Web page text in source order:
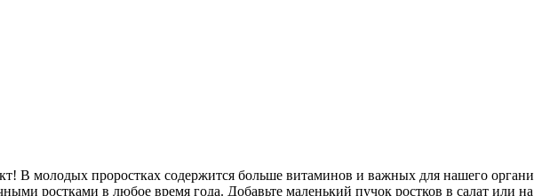
В молодых проростках содержится больше витаминов и важных для нашего
ростками в любое время года. Добавьте маленький пучок ростков в салат или